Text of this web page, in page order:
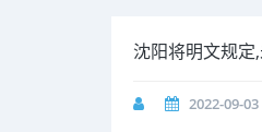
沈阳将明文规
2022-09-